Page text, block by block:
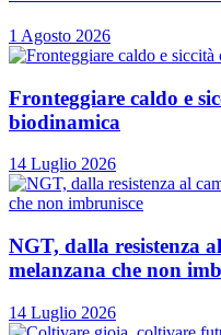
1 Agosto 2026
Fronteggiare caldo e
biodinamica
14 Luglio 2026
NGT, dalla resistenza
melanzana che non
14 Luglio 2026